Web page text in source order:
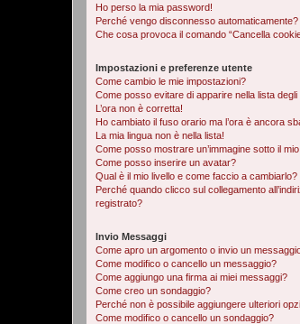
Ho perso la mia password!
Perché vengo disconnesso automaticamente?
Che cosa provoca il comando “Cancella
Impostazioni e preferenze utente
Come cambio le mie impostazioni?
Come posso evitare di apparire nella lista degli
L’ora non è corretta!
Ho cambiato il fuso orario ma l’ora è ancora
La mia lingua non è nella lista!
Come posso mostrare un’immagine sotto il
Come posso inserire un avatar?
Qual è il mio livello e come faccio a cambiarlo?
Perché quando clicco sul collegamento
registrato?
Invio Messaggi
Come apro un argomento o invio un
Come modifico o cancello un messaggio?
Come aggiungo una firma ai miei messaggi?
Come creo un sondaggio?
Perché non è possibile aggiungere ulteriori
Come modifico o cancello un sondaggio?